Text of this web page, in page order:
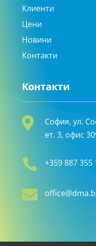
Клиенти
Цени
Новини
Контакти
Контакти

София, ул.
ет. 3, офис
 +359 887 355
